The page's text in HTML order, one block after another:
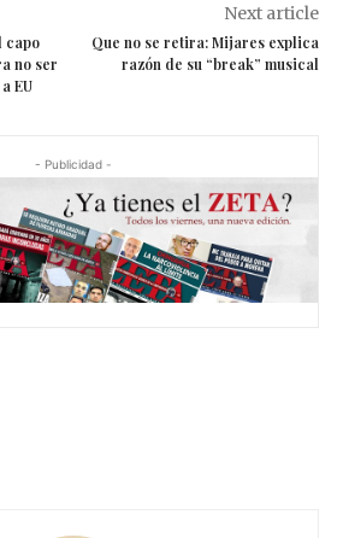
capo
no ser
EU
Next article
Que no se retira: Mijares explica
razón de su “break” musical
- Publicidad -